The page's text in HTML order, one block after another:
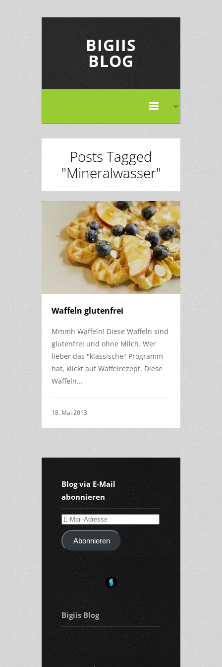
BIGIIS
BLOG
Posts Tagged
"Mineralwasser"
Waffeln glutenfrei
Mmmh Waffeln! Diese Waffeln sind
glutenfrei und ohne Milch. Wer
lieber das "klassische" Programm
hat, klickt auf Waffelrezept. Diese
Waffeln…
18. Mai 2013
Blog via E-Mail
abonnieren
E-
Mail-
AdresseAbonnieren
Bigiis Blog